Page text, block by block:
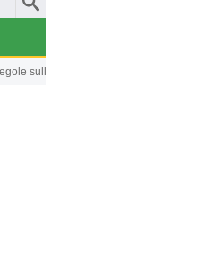
sicurezza